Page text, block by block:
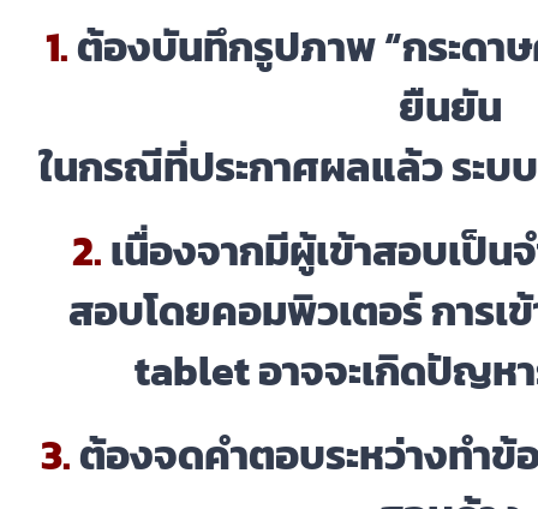
1.ต้องบันทึกรูปภาพ “กระดาษ
ยืนยัน
ในกรณีที่ประกาศผลแล้ว ระบ
2.เนื่องจากมีผู้เข้าสอบเป็น
สอบโดยคอมพิวเตอร์ การเ
tablet อาจจะเกิดปัญห
3.ต้องจดคำตอบระหว่างทำ